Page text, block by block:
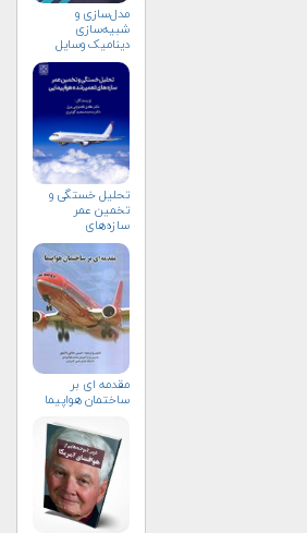
مدل‌سازی و
شبیه‌سازی
دینامیک وسایل
هوافضایی
تحلیل خستگی و
تخمین عمر
سازه‌های
تعمیرشده
هواپیمایی
مقدمه ای بر
ساختمان هواپیما